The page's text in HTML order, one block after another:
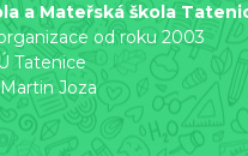
a Mateřská škola
od roku 2003
Tatenice
Joza